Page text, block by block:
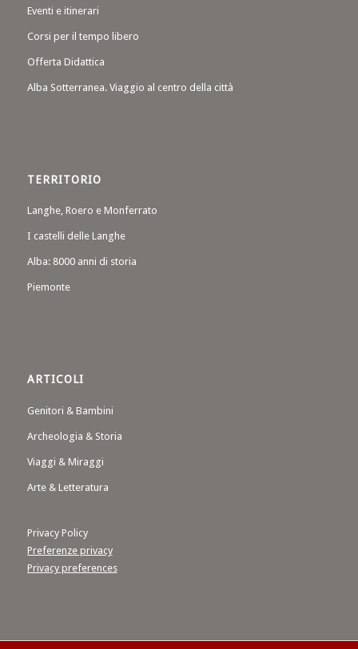
Eventi e itinerari
Corsi per il tempo libero
Offerta Didattica
Alba Sotterranea. Viaggio al centro della città
TERRITORIO
Langhe, Roero e Monferrato
I castelli delle Langhe
Alba: 8000 anni di storia
Piemonte
ARTICOLI
Genitori & Bambini
Archeologia & Storia
Viaggi & Miraggi
Arte & Letteratura
Privacy Policy
Preferenze privacy
Privacy preferences